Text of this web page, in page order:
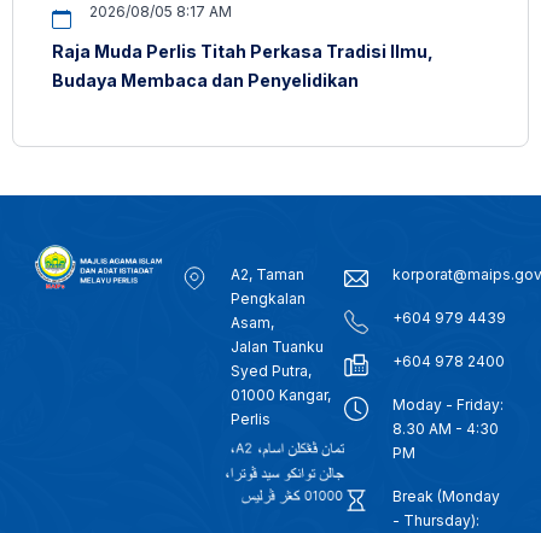
2026/08/05 8:17 AM
Raja Muda Perlis Titah Perkasa Tradisi Ilmu,
Budaya Membaca dan Penyelidikan
A2, Taman
Pengkalan
Asam,
Jalan Tuanku
Syed Putra,
01000 Kangar,
Perlis
+604 979 4439
+604 978 2400
Moday - Friday:
8.30 AM - 4:30
PM
Break (Monday
- Thursday):